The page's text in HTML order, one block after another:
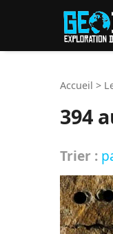
Accueil >
394
Trier :